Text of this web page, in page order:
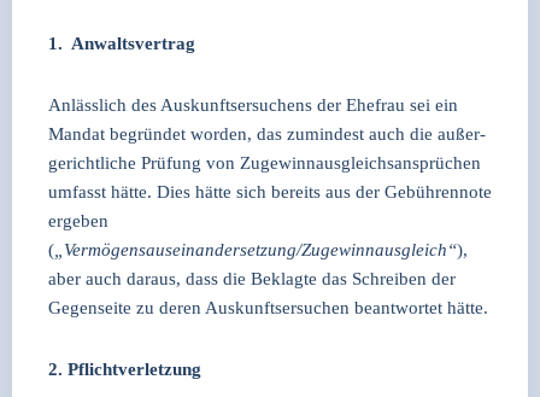
1. Anwalts­ver­trag
Anläss­lich des Aus­kunfts­er­su­chens der Ehe­frau sei ein
Man­dat begrün­det wor­den, das zumin­dest auch die außer­
ge­richt­li­che Prü­fung von Zuge­winn­aus­gleichs­an­sprü­chen
umfasst hät­te. Dies hät­te sich bereits aus der Gebüh­ren­no­te
erge­ben
( „Vermögensauseinandersetzung/Zugewinnausgleich“),
aber auch dar­aus, dass die Beklag­te das Schrei­ben der
Gegen­sei­te zu deren Aus­kunfts­er­su­chen beant­wor­tet hät­te.
2. Pflicht­ver­let­zung